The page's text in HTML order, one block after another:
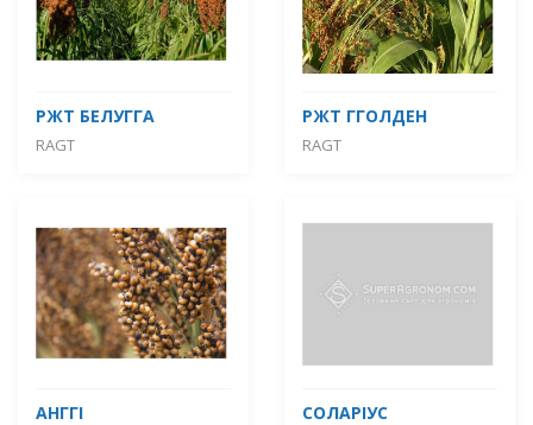
РЖТ БЕЛУГГА
RAGT
РЖТ ГГОЛДЕН
RAGT
АНГГІ СОЛАРІУС